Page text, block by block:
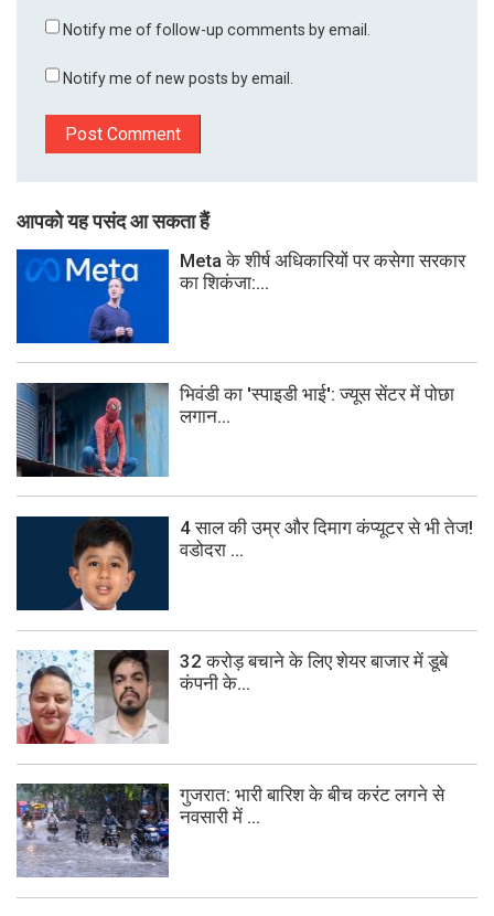
Notify me of follow-up comments by email.
Notify me of new posts by email.
आपको यह पसंद आ सकता हैं
Meta के शीर्ष अधिकारियों पर कसेगा सरकार
का शिकंजा:...
भिवंडी का 'स्पाइडी भाई': ज्यूस सेंटर में पोछा
लगान...
4 साल की उम्र और दिमाग कंप्यूटर से भी तेज!
वडोदरा ...
32 करोड़ बचाने के लिए शेयर बाजार में डूबे
कंपनी के...
गुजरात: भारी बारिश के बीच करंट लगने से
नवसारी में ...